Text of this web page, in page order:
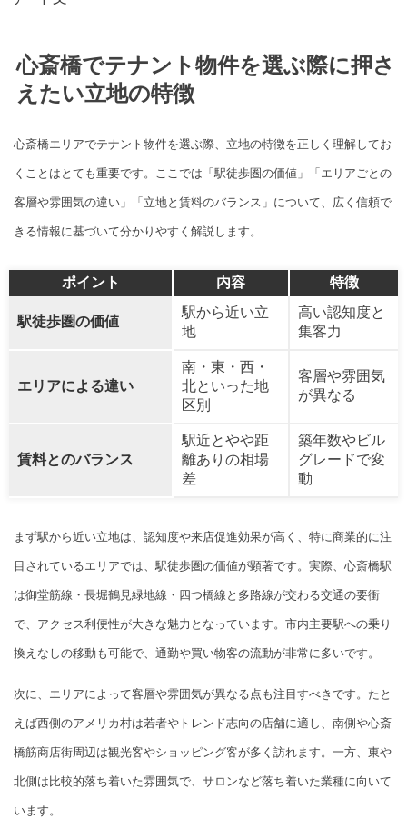
心斎橋でテナント物件を選ぶ際に押さ
えたい立地の特徴
心斎橋エリアでテナント物件を選ぶ際、立地の特徴を正しく理解してお
くことはとても重要です。ここでは「駅徒歩圏の価値」「エリアごとの
客層や雰囲気の違い」「立地と賃料のバランス」について、広く信頼で
きる情報に基づいて分かりやすく解説します。
ポイント 内容 特徴
駅徒歩圏の価値
駅から近い立
地
高い認知度と
集客力
エリアによる違い
南・東・西・
北といった地
区別
客層や雰囲気
が異なる
賃料とのバランス
駅近とやや距
離ありの相場
差
築年数やビル
グレードで変
動
まず駅から近い立地は、認知度や来店促進効果が高く、特に商業的に注
目されているエリアでは、駅徒歩圏の価値が顕著です。実際、心斎橋駅
は御堂筋線・長堀鶴見緑地線・四つ橋線と多路線が交わる交通の要衝
で、アクセス利便性が大きな魅力となっています。市内主要駅への乗り
換えなしの移動も可能で、通勤や買い物客の流動が非常に多いです。
次に、エリアによって客層や雰囲気が異なる点も注目すべきです。たと
えば西側のアメリカ村は若者やトレンド志向の店舗に適し、南側や心斎
橋筋商店街周辺は観光客やショッピング客が多く訪れます。一方、東や
北側は比較的落ち着いた雰囲気で、サロンなど落ち着いた業種に向いて
います。